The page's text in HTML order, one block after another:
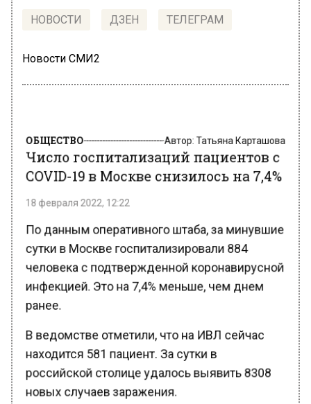
НОВОСТИ ДЗЕН ТЕЛЕГРАМ
Новости СМИ2
Число госпитализаций пациентов с
COVID-19 в Москве снизилось на 7,4%
По данным оперативного штаба, за минувшие
сутки в Москве госпитализировали 884
человека с подтвержденной коронавирусной
инфекцией. Это на 7,4% меньше, чем днем
ранее.
В ведомстве отметили, что на ИВЛ сейчас
находится 581 пациент. За сутки в
российской столице удалось выявить 8308
новых случаев заражения.